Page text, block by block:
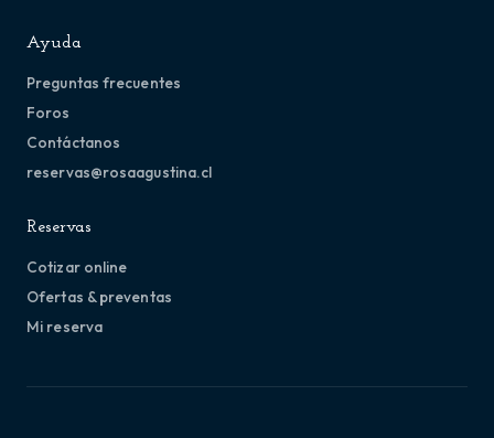
Ayuda
Preguntas frecuentes
Foros
Contáctanos
reservas@rosaagustina.cl
Reservas
Cotizar online
Ofertas & preventas
Mi reserva